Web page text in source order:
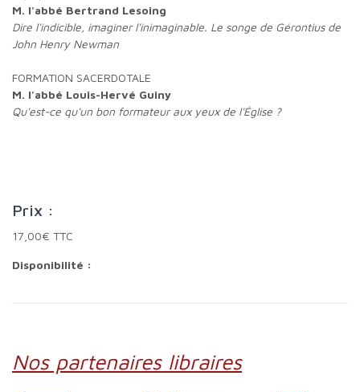
M. l'abbé Bertrand Lesoing
Dire l'indicible, imaginer l'inimaginable. Le songe de Gérontius de
John Henry Newman
FORMATION SACERDOTALE
M. l'abbé Louis-Hervé Guiny
Qu'est-ce qu'un bon formateur aux yeux de l'Église ?
Prix :
17,00€ TTC
Disponibilité :
Nos partenaires libraires